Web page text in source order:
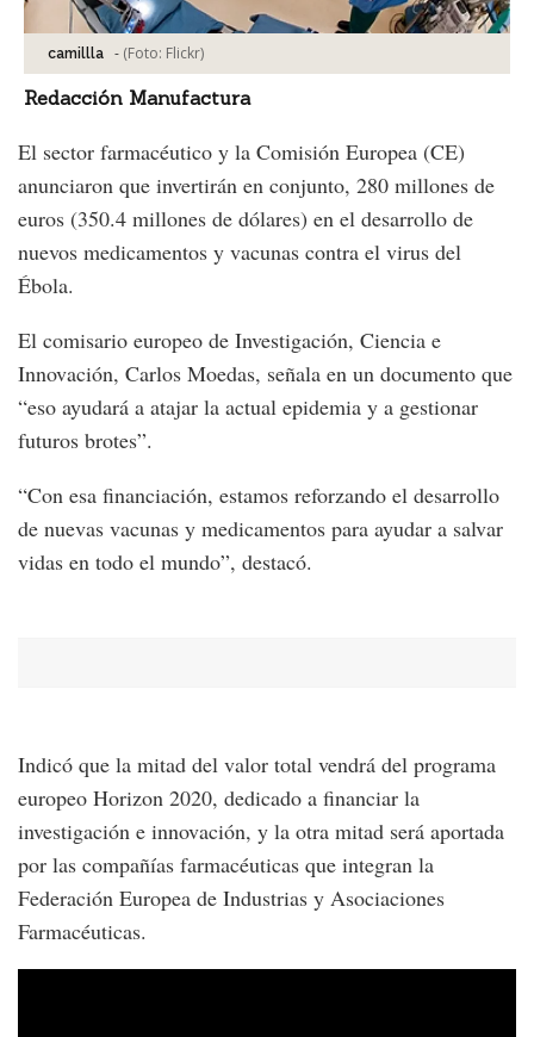
camillla - (Foto: Flickr)
Redacción Manufactura
El sector farmacéutico y la Comisión Europea (CE)
anunciaron que invertirán en conjunto, 280 millones de
euros (350.4 millones de dólares) en el desarrollo de
nuevos medicamentos y vacunas contra el virus del
Ébola.
El comisario europeo de Investigación, Ciencia e
Innovación, Carlos Moedas, señala en un documento que
“eso ayudará a atajar la actual epidemia y a gestionar
futuros brotes”.
“Con esa financiación, estamos reforzando el desarrollo
de nuevas vacunas y medicamentos para ayudar a salvar
vidas en todo el mundo”, destacó.
Indicó que la mitad del valor total vendrá del programa
europeo Horizon 2020, dedicado a financiar la
investigación e innovación, y la otra mitad será aportada
por las compañías farmacéuticas que integran la
Federación Europea de Industrias y Asociaciones
Farmacéuticas.